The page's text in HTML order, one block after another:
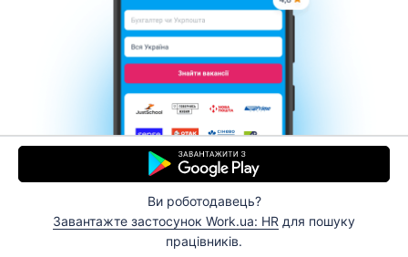
Ви роботодавець?
Завантажте застосунок Work.ua: HR для пошуку
працівників.
Контакти Про нас
Кар’єра
Допомога Умови використання
© 2006–2026 Work.ua. Сервіс пошуку роботи №1 в